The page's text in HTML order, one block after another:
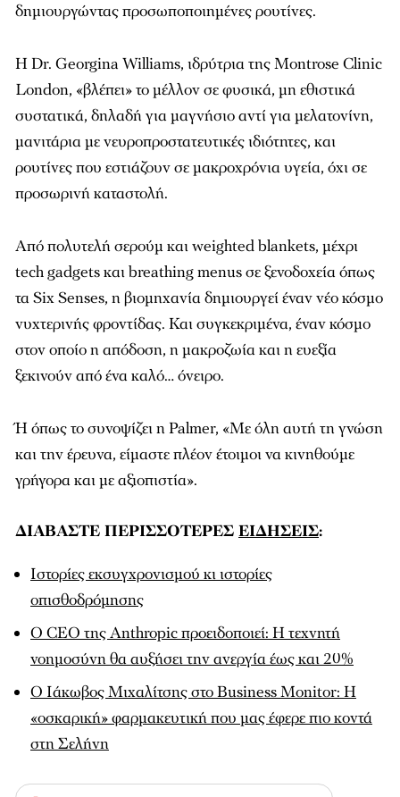
δημιουργώντας προσωποποιημένες ρουτίνες.
Η Dr. Georgina Williams, ιδρύτρια της Montrose Clinic
London, «βλέπει» το μέλλον σε φυσικά, μη εθιστικά
συστατικά, δηλαδή για μαγνήσιο αντί για μελατονίνη,
μανιτάρια με νευροπροστατευτικές ιδιότητες, και
ρουτίνες που εστιάζουν σε μακροχρόνια υγεία, όχι σε
προσωρινή καταστολή.
Από πολυτελή σερούμ και weighted blankets, μέχρι
tech gadgets και breathing menus σε ξενοδοχεία όπως
τα Six Senses, η βιομηχανία δημιουργεί έναν νέο κόσμο
νυχτερινής φροντίδας. Και συγκεκριμένα, έναν κόσμο
στον οποίο η απόδοση, η μακροζωία και η ευεξία
ξεκινούν από ένα καλό… όνειρο.
Ή όπως το συνοψίζει η Palmer, «Με όλη αυτή τη γνώση
και την έρευνα, είμαστε πλέον έτοιμοι να κινηθούμε
γρήγορα και με αξιοπιστία».
ΔΙΑΒΑΣΤΕ ΠΕΡΙΣΣΟΤΕΡΕΣ ΕΙΔΗΣΕΙΣ:
Ιστορίες εκσυγχρονισμού κι ιστορίες
οπισθοδρόμησης
Ο CEO της Anthropic προειδοποιεί: Η τεχνητή
νοημοσύνη θα αυξήσει την ανεργία έως και 20%
O Iάκωβος Μιχαλίτσης στο Business Monitor: Η
«οσκαρική» φαρµακευτική που µας έφερε πιο κοντά
στη Σελήνη